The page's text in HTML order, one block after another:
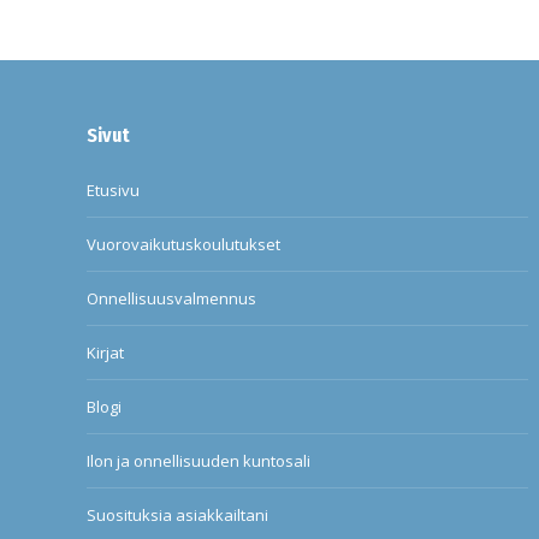
Sivut
Etusivu
Vuorovaikutuskoulutukset
Onnellisuusvalmennus
Kirjat
Blogi
Ilon ja onnellisuuden kuntosali
Suosituksia asiakkailtani